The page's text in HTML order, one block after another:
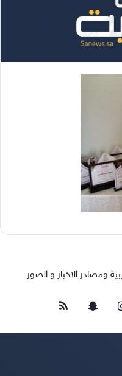
ومصادر الاخبار و الصور
انستقرامسناب
تشات
ملخص
الموقع